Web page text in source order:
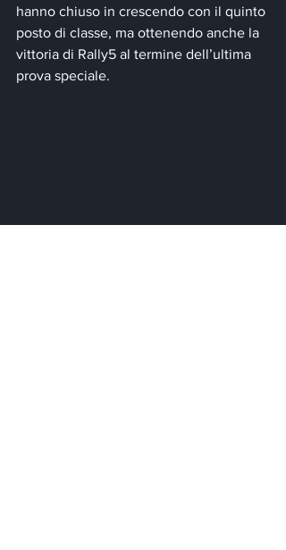
hanno chiuso in crescendo con il quinto
posto di classe, ma ottenendo anche la
vittoria di Rally5 al termine dell’ultima
prova speciale.